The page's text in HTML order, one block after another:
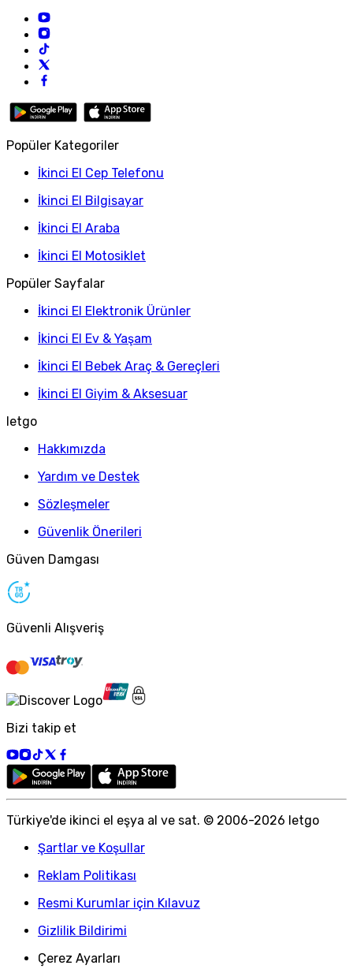
Popüler Kategoriler
İkinci El Cep Telefonu
İkinci El Bilgisayar
İkinci El Araba
İkinci El Motosiklet
Popüler Sayfalar
İkinci El Elektronik Ürünler
İkinci El Ev & Yaşam
İkinci El Bebek Araç & Gereçleri
İkinci El Giyim & Aksesuar
letgo
Hakkımızda
Yardım ve Destek
Sözleşmeler
Güvenlik Önerileri
Güven Damgası
Güvenli Alışveriş
Bizi takip et
Türkiye'de ikinci el eşya al ve sat. © 2006-2026 letgo
Şartlar ve Koşullar
Reklam Politikası
Resmi Kurumlar için Kılavuz
Gizlilik Bildirimi
Çerez Ayarları